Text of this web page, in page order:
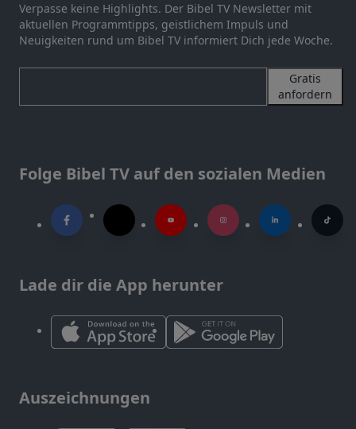
Verpasse keine Highlights. Der Bibel TV Newsletter mit
aktuellen Programmtipps, geistlichem Impuls und
Neuigkeiten rund um Bibel TV informiert Dich jede Woche.
Gratis
anfordern
Folge Bibel TV auf den sozialen Medien
Lade dir die App herunter
Auszeichnungen